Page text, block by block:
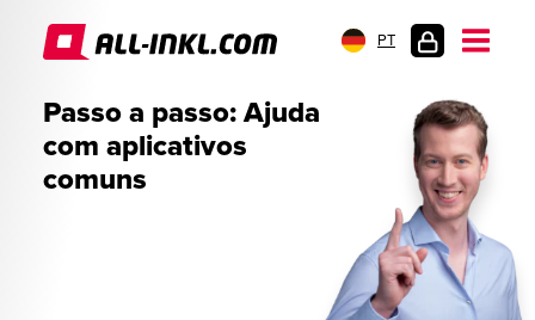
PT
DO
CLIENTE
Passo a passo: Ajuda
com aplicativos
comuns